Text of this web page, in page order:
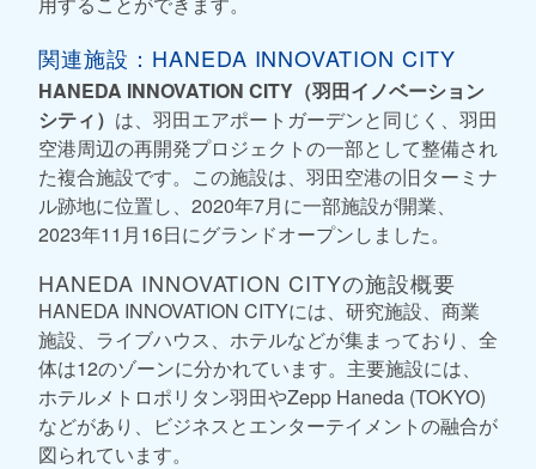
関連施設：HANEDA INNOVATION CITY
HANEDA INNOVATION CITY（羽田イノベーション
シティ） は、羽田エアポートガーデンと同じく、羽田
空港周辺の再開発プロジェクトの一部として整備され
た複合施設です。この施設は、羽田空港の旧ターミナ
ル跡地に位置し、2020年7月に一部施設が開業、
2023年11月16日にグランドオープンしました。
HANEDA INNOVATION CITYの施設概要
HANEDA INNOVATION CITYには、研究施設、商業
施設、ライブハウス、ホテルなどが集まっており、全
体は12のゾーンに分かれています。主要施設には、
ホテルメトロポリタン羽田やZepp Haneda (TOKYO)
などがあり、ビジネスとエンターテイメントの融合が
図られています。